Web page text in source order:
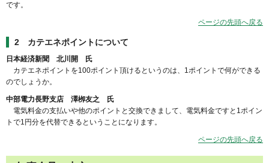
です。
ページの先頭へ戻る
2 カテエネポイントについて
日本経済新聞 北川開 氏
カテエネポイントを100ポイント頂けるというのは、1ポイントで何ができる
のでしょうか。
中部電力長野支店 澤栁友之 氏
電気料金の支払いや他のポイントと交換できまして、電気料金ですと1ポイン
トで1円分を代替できるということになります。
ページの先頭へ戻る